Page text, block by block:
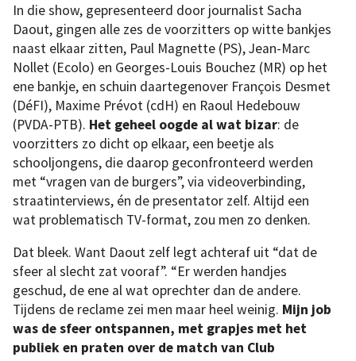
In die show, gepresenteerd door journalist Sacha
Daout, gingen alle zes de voorzitters op witte bankjes
naast elkaar zitten, Paul Magnette (PS), Jean-Marc
Nollet (Ecolo) en Georges-Louis Bouchez (MR) op het
ene bankje, en schuin daartegenover François Desmet
(DéFI), Maxime Prévot (cdH) en Raoul Hedebouw
(PVDA-PTB). Het geheel oogde al wat bizar: de
voorzitters zo dicht op elkaar, een beetje als
schooljongens, die daarop geconfronteerd werden
met “vragen van de burgers”, via videoverbinding,
straatinterviews, én de presentator zelf. Altijd een
wat problematisch TV-format, zou men zo denken.
Dat bleek. Want Daout zelf legt achteraf uit “dat de
sfeer al slecht zat vooraf”. “Er werden handjes
geschud, de ene al wat oprechter dan de andere.
Tijdens de reclame zei men maar heel weinig. Mijn job
was de sfeer ontspannen, met grapjes met het
publiek en praten over de match van Club